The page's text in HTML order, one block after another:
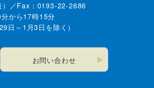
／Fax：0193-22-2686
から17時15分
日～1月3日を除く）
お問い合わせ